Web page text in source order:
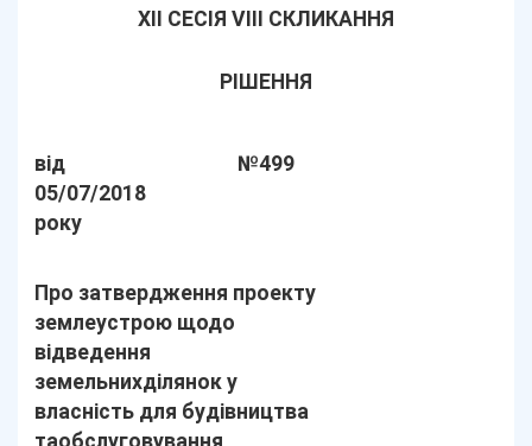
XII СЕСІЯ VІІI СКЛИКАННЯ
РІШЕННЯ
від
05/07/2018
року
№499
Про затвердження проекту
землеустрою щодо
відведення
земельнихділянок у
власність для будівництва
таобслуговування